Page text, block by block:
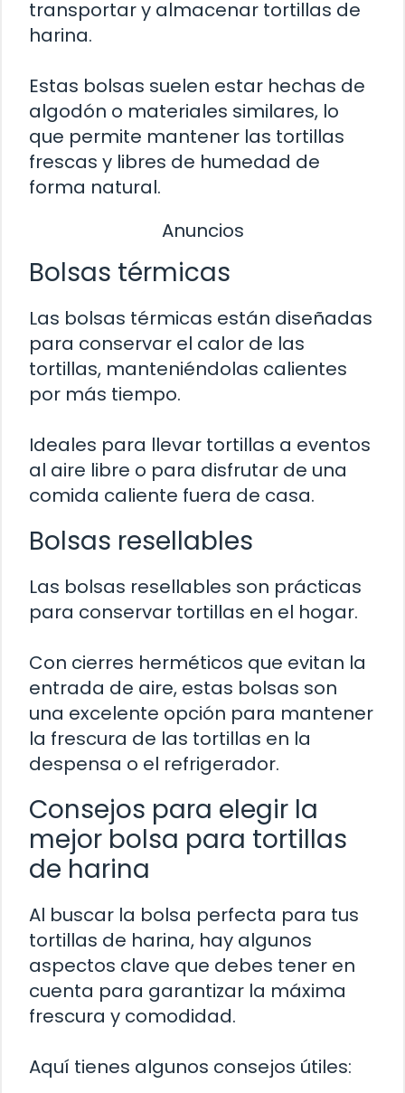
transportar y almacenar tortillas de
harina.
Estas bolsas suelen estar hechas de
algodón o materiales similares, lo
que permite mantener las tortillas
frescas y libres de humedad de
forma natural.
Anuncios
Bolsas térmicas
Las bolsas térmicas están diseñadas
para conservar el calor de las
tortillas, manteniéndolas calientes
por más tiempo.
Ideales para llevar tortillas a eventos
al aire libre o para disfrutar de una
comida caliente fuera de casa.
Bolsas resellables
Las bolsas resellables son prácticas
para conservar tortillas en el hogar.
Con cierres herméticos que evitan la
entrada de aire, estas bolsas son
una excelente opción para mantener
la frescura de las tortillas en la
despensa o el refrigerador.
Consejos para elegir la
mejor bolsa para tortillas
de harina
Al buscar la bolsa perfecta para tus
tortillas de harina, hay algunos
aspectos clave que debes tener en
cuenta para garantizar la máxima
frescura y comodidad.
Aquí tienes algunos consejos útiles: